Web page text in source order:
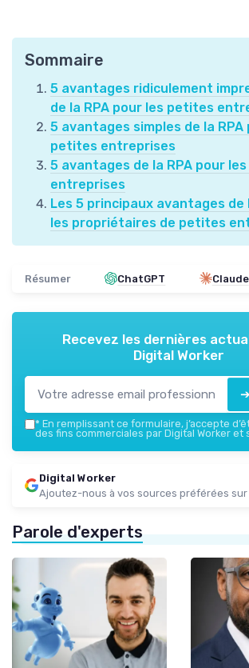
Sommaire
5 avantages ridiculement
de la RPA pour les petites
5 avantages simples de la RPA
petites entreprises
5 avantages de la RPA pour
entreprises
Les 5 principaux avantages de
les propriétaires de petites
Résumer ChatGPT Claude
Recevez les dernières
Digital Worker
* En remplissant ce formulaire, j’accepte
des fins commerciales par Digital Worker et
Digital Worker
Ajoutez-nous à vos sources préférées sur
Parole d'experts